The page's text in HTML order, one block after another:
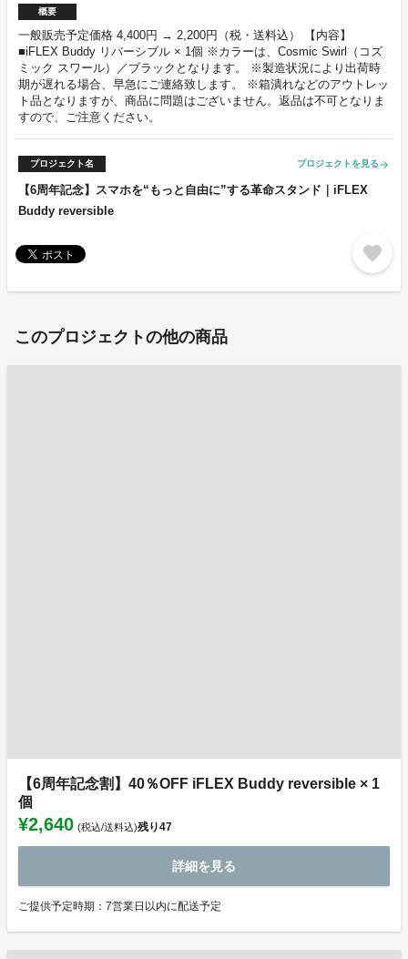
概要
一般販売予定価格 4,400円 → 2,200円（税・送料込） 【内容】
■iFLEX Buddy リバーシブル × 1個 ※カラーは、Cosmic Swirl（コズ
ミック スワール）／ブラックとなります。 ※製造状況により出荷時
期が遅れる場合、早急にご連絡致します。 ※箱潰れなどのアウトレッ
ト品となりますが、商品に問題はございません。返品は不可となりま
すので、ご注意ください。
プロジェクト名 プロジェクトを見る arrow_forward
【6周年記念】スマホを“もっと自由に”する革命スタンド｜iFLEX
Buddy reversible
favorite
このプロジェクトの他の商品
【6周年記念割】40％OFF iFLEX Buddy reversible × 1
個
¥2,640 (税込/送料込)残り47
詳細を見る
ご提供予定時期：7営業日以内に配送予定